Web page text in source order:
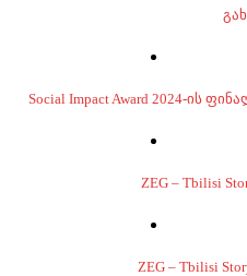
Social Impact Award 2024-ის
ZEG – Tbilisi
ZEG – Tbilisi